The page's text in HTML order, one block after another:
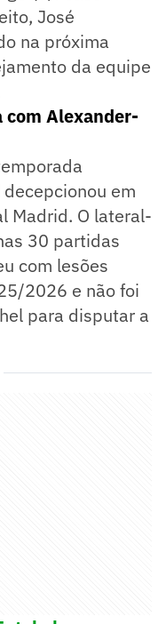
José
na próxima
da equipe
com Alexander-
em
Madrid. O lateral-
30 partidas
com lesões
2026 e não foi
para disputar a